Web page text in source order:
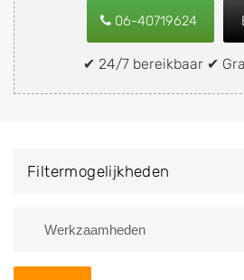
06-40719624
✔ 24/7 bereikbaar ✔
keuring). Wilt u uw auto, camper,
of brommobiel snel en eenvoudig
demontagebedrijf in de buurt,
naar de sloop of deze liever laten
van Zuidoostbeemster en
Zoekt u liever naar een sloperij
Filtermogelijkheden